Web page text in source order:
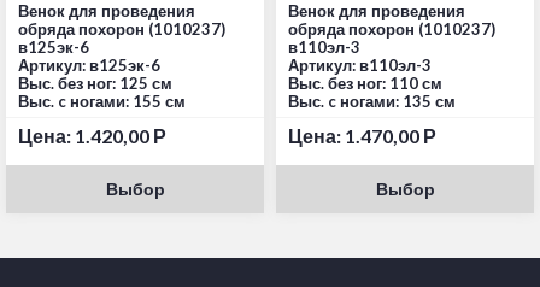
Венок для проведения
обряда похорон (1010237)
в125эк-6
Артикул: в125эк-6
Выс. без ног: 125 см
Выс. c ногами: 155 см
Цена: 1.420,00 Р
Выбор
Венок для проведения
обряда похорон (1010237)
в110эл-3
Артикул: в110эл-3
Выс. без ног: 110 см
Выс. c ногами: 135 см
Цена: 1.470,00 Р
Выбор